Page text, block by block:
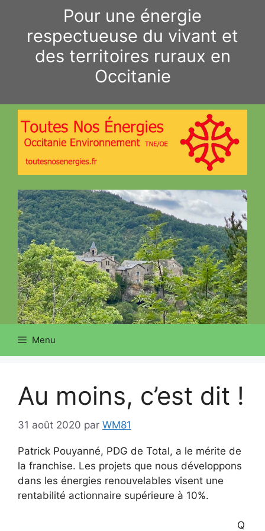
contenu
Pour une énergie
respectueuse du vivant et
des territoires ruraux en
Occitanie
Menu
Au moins, c’est dit !
31 août 2020 par WM81
Patrick Pouyanné, PDG de Total, a le mérite de
la franchise. Les projets que nous développons
dans les énergies renouvelables visent une
rentabilité actionnaire supérieure à 10%.
Q